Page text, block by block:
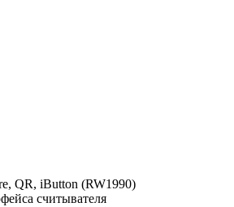
QR, iButton (RW1990)
считывателя